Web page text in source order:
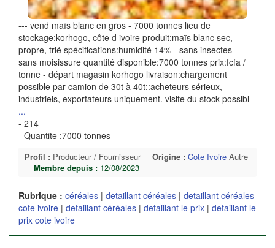
--- vend maïs blanc en gros - 7000 tonnes lieu de
stockage:korhogo, côte d ivoire produit:maïs blanc sec,
propre, trié spécifications:humidité 14% - sans insectes -
sans moisissure quantité disponible:7000 tonnes prix:fcfa /
tonne - départ magasin korhogo livraison:chargement
possible par camion de 30t à 40t::acheteurs sérieux,
industriels, exportateurs uniquement. visite du stock possibl
...
- 214
- Quantite :7000 tonnes
Profil : Producteur / Fournisseur Origine : Cote Ivoire Autre
Membre depuis : 12/08/2023
Rubrique : céréales | detaillant céréales | detaillant céréales
cote ivoire | detaillant céréales | detaillant le prix | detaillant le
prix cote ivoire